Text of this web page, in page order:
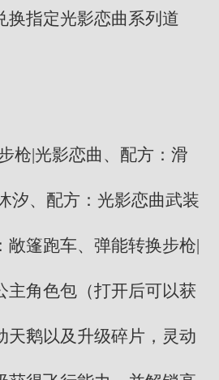
换指定光影恋曲系列道
枪|光影恋曲、配方：滑
汐、配方：光影恋曲武装
敞篷跑车、弹能转换步枪|
主角色包（打开后可以获
天鹅以及升级碎片，灵动